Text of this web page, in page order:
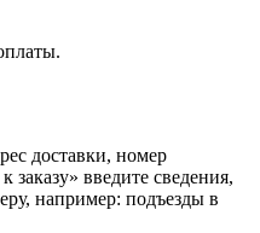
доставки, номер
введите сведения,
например: подъезды в